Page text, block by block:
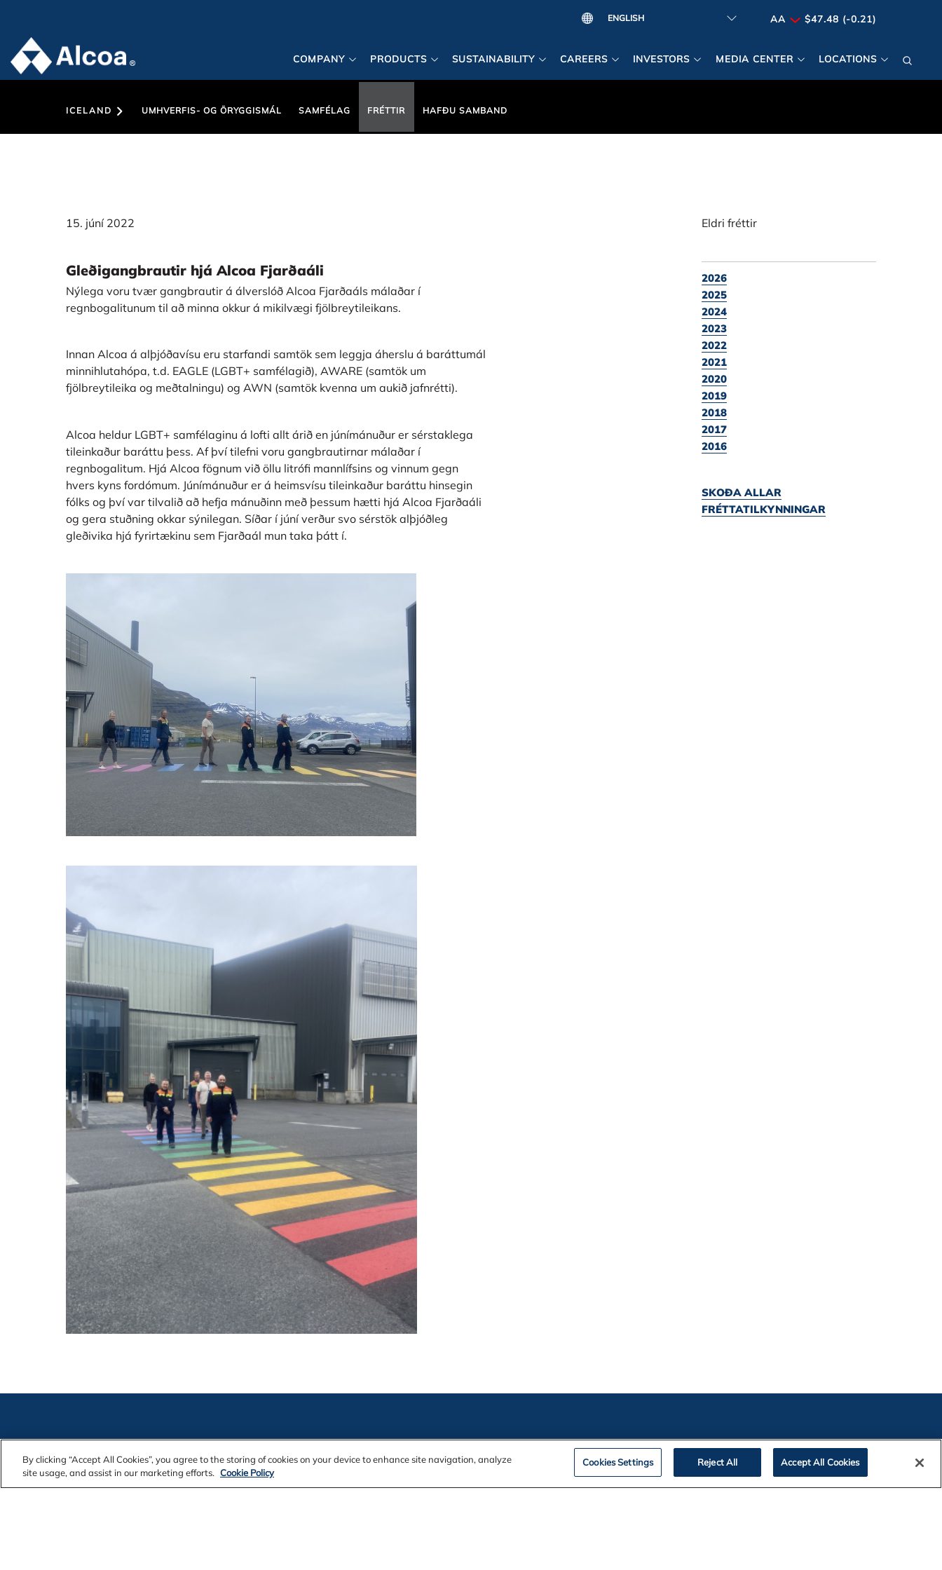
AA $47.48 (-0.21)
COMPANY PRODUCTS SUSTAINABILITY CAREERS INVESTORS MEDIA CENTER LOCATIONS
ICELAND UMHVERFIS- OG ÖRYGGISMÁL SAMFÉLAG FRÉTTIR HAFÐU SAMBAND
15. júní 2022
Gleðigangbrautir hjá Alcoa Fjarðaáli
Nýlega voru tvær gangbrautir á álverslóð Alcoa Fjarðaáls málaðar í
regnbogalitunum til að minna okkur á mikilvægi fjölbreytileikans.
Innan Alcoa á alþjóðavísu eru starfandi samtök sem leggja áherslu á baráttumál
minnihlutahópa, t.d. EAGLE (LGBT+ samfélagið), AWARE (samtök um
fjölbreytileika og meðtalningu) og AWN (samtök kvenna um aukið jafnrétti).
Alcoa heldur LGBT+ samfélaginu á lofti allt árið en júnímánuður er sérstaklega
tileinkaður baráttu þess. Af því tilefni voru gangbrautirnar málaðar í
regnbogalitum. Hjá Alcoa fögnum við öllu litrófi mannlífsins og vinnum gegn
hvers kyns fordómum. Júnímánuður er á heimsvísu tileinkaður baráttu hinsegin
fólks og því var tilvalið að hefja mánuðinn með þessum hætti hjá Alcoa Fjarðaáli
og gera stuðning okkar sýnilegan. Síðar í júní verður svo sérstök alþjóðleg
gleðivika hjá fyrirtækinu sem Fjarðaál mun taka þátt í.
Eldri fréttir
2026
2025
2024
2023
2022
2021
2020
2019
2018
2017
2016
SKOÐA ALLAR
FRÉTTATILKYNNINGAR
Contact Us Alcoa Foundation
By clicking “Accept All Cookies”, you agree to the storing of cookies on your device to enhance site navigation, analyze
site usage, and assist in our marketing efforts. Cookie Policy
Cookies Settings Reject All Accept All Cookies